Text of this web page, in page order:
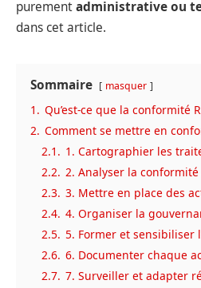
purementadministrative ou
dans cet article.
Sommaire masquer
1. Qu’est-ce que la conformité
2. Comment se mettre en
2.1. 1. Cartographier les
2.2. 2. Analyser la
2.3. 3. Mettre en place des
2.4. 4. Organiser la
2.5. 5. Former et sensibiliser
2.6. 6. Documenter chaque
2.7. 7. Surveiller et adapter